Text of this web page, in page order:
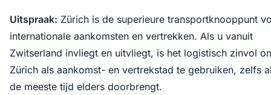
Uitspraak: Zürich is de superieure transportknooppunt
internationale aankomsten en vertrekken. Als u vanuit
Zwitserland invliegt en uitvliegt, is het logistisch zinvol
Zürich als aankomst- en vertrekstad te gebruiken, zelfs
de meeste tijd elders doorbrengt.